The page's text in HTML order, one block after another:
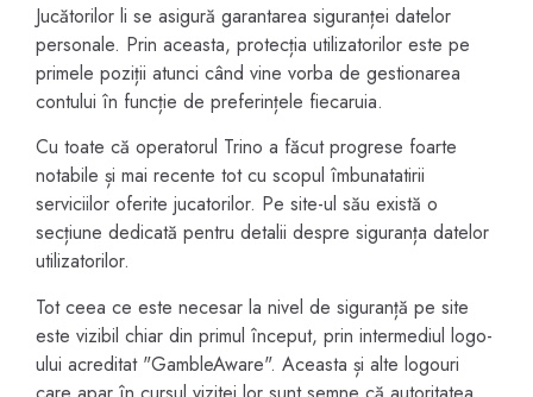
Jucătorilor li se asigură garantarea siguranței datelor
personale. Prin aceasta, protecția utilizatorilor este pe
primele poziții atunci când vine vorba de gestionarea
contului în funcție de preferințele fiecaruia.
Cu toate că operatorul Trino a făcut progrese foarte
notabile și mai recente tot cu scopul îmbunatatirii
serviciilor oferite jucatorilor. Pe site-ul său există o
secțiune dedicată pentru detalii despre siguranța datelor
utilizatorilor.
Tot ceea ce este necesar la nivel de siguranță pe site
este vizibil chiar din primul început, prin intermediul logo-
ului acreditat "GambleAware". Aceasta și alte logouri